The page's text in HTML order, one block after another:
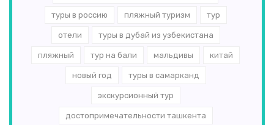
туры в россию пляжный туризм тур
отели туры в дубай из узбекистана
пляжный тур на бали мальдивы китай
новый год туры в самарканд
экскурсионный тур
достопримечательности ташкента